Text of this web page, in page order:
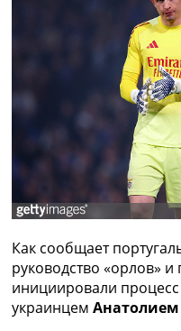
Новости футбола
Видео
Трансферы
Новости
Последние
Конкурс прогнозов
Логин
Правила
Турниры
Чемпионат
Как сообщает
руководство «орлов»
инициировали
украинцем